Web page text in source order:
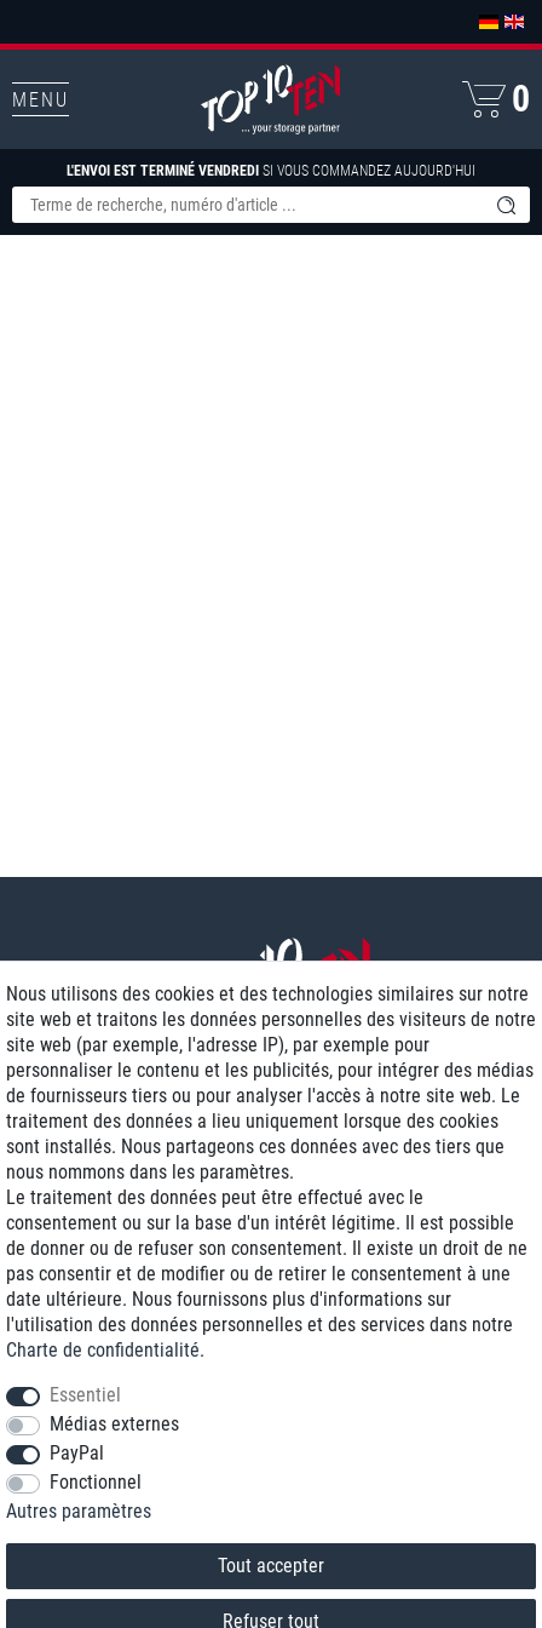
MENU
L'ENVOI EST TERMINÉ VENDREDI SI VOUS COMMANDEZ AUJOURD'HUI
0
Livraison J+1
Frais d'expédition réduits
Reconditionnée avec garantie
+33 1 70 99 07 94 *
* Vous pouvez nous joindre aux tarifs locaux du lundi au vendredi de 9h à 18h.
Nous utilisons des cookies et des technologies similaires sur notre
site web et traitons les données personnelles des visiteurs de notre
site web (par exemple, l'adresse IP), par exemple pour
personnaliser le contenu et les publicités, pour intégrer des médias
de fournisseurs tiers ou pour analyser l'accès à notre site web. Le
traitement des données a lieu uniquement lorsque des cookies
sont installés. Nous partageons ces données avec des tiers que
nous nommons dans les paramètres.
Le traitement des données peut être effectué avec le
consentement ou sur la base d'un intérêt légitime. Il est possible
de donner ou de refuser son consentement. Il existe un droit de ne
pas consentir et de modifier ou de retirer le consentement à une
date ultérieure. Nous fournissons plus d'informations sur
l'utilisation des données personnelles et des services dans notre
Charte de confidentialité.
Essentiel
Médias externes
PayPal
Fonctionnel
Autres paramètres
Tout accepter
Refuser tout